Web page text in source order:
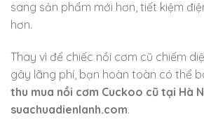
sang sản phẩm mới hơn, tiết kiệm
hơn.
Thay vì để chiếc nồi cơm cũ chiếm
gây lãng phí, bạn hoàn toàn có thể
thu mua nồi cơm Cuckoo cũ tại Hà
suachuadienlanh.com.